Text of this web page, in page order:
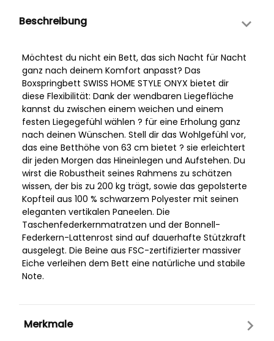
Beschreibung
Möchtest du nicht ein Bett, das sich Nacht für Nacht
ganz nach deinem Komfort anpasst? Das
Boxspringbett SWISS HOME STYLE ONYX bietet dir
diese Flexibilität: Dank der wendbaren Liegefläche
kannst du zwischen einem weichen und einem
festen Liegegefühl wählen ? für eine Erholung ganz
nach deinen Wünschen. Stell dir das Wohlgefühl vor,
das eine Betthöhe von 63 cm bietet ? sie erleichtert
dir jeden Morgen das Hineinlegen und Aufstehen. Du
wirst die Robustheit seines Rahmens zu schätzen
wissen, der bis zu 200 kg trägt, sowie das gepolsterte
Kopfteil aus 100 % schwarzem Polyester mit seinen
eleganten vertikalen Paneelen. Die
Taschenfederkernmatratzen und der Bonnell-
Federkern-Lattenrost sind auf dauerhafte Stützkraft
ausgelegt. Die Beine aus FSC-zertifizierter massiver
Eiche verleihen dem Bett eine natürliche und stabile
Note.
Merkmale